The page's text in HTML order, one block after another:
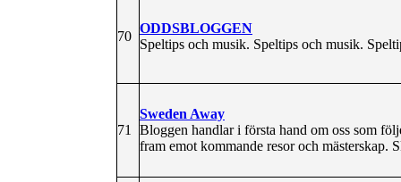
70
ODDSBLOGGEN
Speltips och musik. Speltips och musik.
71
Sweden Away
Bloggen handlar i första hand om oss som
fram emot kommande resor och mästerskap.